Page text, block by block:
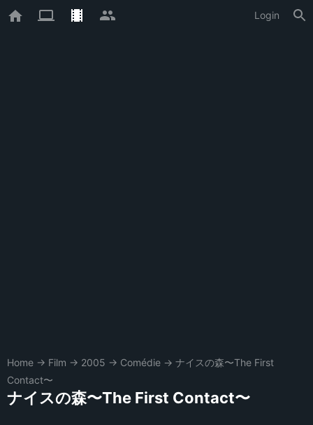
Login
Home → Film → 2005 → Comédie → ナイスの森〜The First
Contact〜
ナイスの森〜The First Contact〜